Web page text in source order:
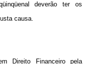
deverão ter os
causa.
Direito Financeiro pela